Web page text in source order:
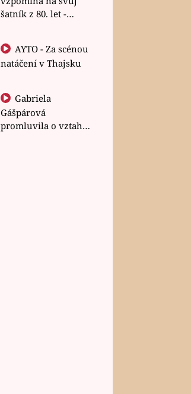
šatník z 80. let -
natáčení v Thajsku
Gabriela
Gášpárová
promluvila o vztahu